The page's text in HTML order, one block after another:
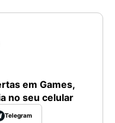
em Games,
no seu celular
Telegram